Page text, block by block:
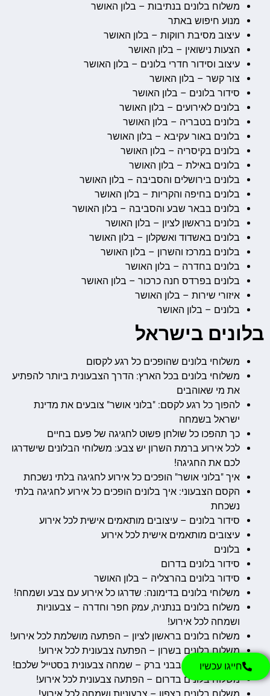
חייגו עכשיו
משלוח בלונים בנתיבות – בלון האושר
מנוע חיפוש באתר
עיצוב מסיבת רווקות – בלון האושר
הצעות נישואין – בלון האושר
עיצוב וסידור חדרי בלונים – בלון האושר
צור קשר – בלון האושר
סידור בלונים – בלון האושר
בלונים לאירועים – בלון האושר
בלונים בטבריה – בלון האושר
בלונים באור עקיבא – בלון האושר
בלונים בקיסריה – בלון האושר
בלונים באילת – בלון האושר
בלונים בירושלים והסביבה – בלון האושר
בלונים בחיפה והקריות – בלון האושר
בלונים בבאר שבע והסביבה – בלון האושר
בלונים בראשון לציון – בלון האושר
בלונים באשדוד ואשקלון – בלון האושר
בלונים במרכז והשרון – בלון האושר
בלונים בחדרה – בלון האושר
בלונים בפרדס חנה כרכור – בלון האושר
איזורי שירות – בלון האושר
בלונים – בלון האושר
בלונים בישראל
משלוחי בלונים שהופכים כל רגע לקסום
משלוחי בלונים בכל הארץ: הדרך הצבעונית ביותר להפתיע
את מי שאוהבים
להפוך כל רגע לקסם: "בלוני אושר" צובעים את מדינת
ישראל בשמחה
כך תהפכו כל שולחן פשוט לחגיגה של פעם בחיים
לכל אירוע ברמת השרון יש צבע: משלוחי הבלונים שישדרגו
לכם את החגיגה!
איך "בלוני אושר" הופכים כל אירוע לחגיגה בלתי נשכחת
הקסם הצבעוני: איך בלונים הופכים כל אירוע לחגיגה בלתי
נשכחת
סידור בלונים – עיצובים מותאמים אישית לכל אירוע
עיצובים מותאמים אישית לכל אירוע
בלונים
סידור בלונים בדרום
סידור בלונים בהרצליה – בלון האושר
משלוחי בלונים בדימונה: שדרגו כל אירוע עם צבע ושמחה!
משלוח בלונים בנתניה, עמק חפר וחדרה – צבעוניות
ושמחה לכל אירוע!
משלוח בלונים בראשון לציון – הפתעה מושלמת לכל אירוע!
משלוח בלונים בשרון – הפתעה צבעונית לכל אירוע!
משלוח בלונים בבני ברק – שמחה צבעונית בסטייל שלכם!
משלוח בלונים בדרום – הפתעה צבעונית לכל אירוע!